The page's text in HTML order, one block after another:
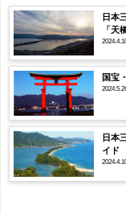
日本
「天
国宝
日本
イド